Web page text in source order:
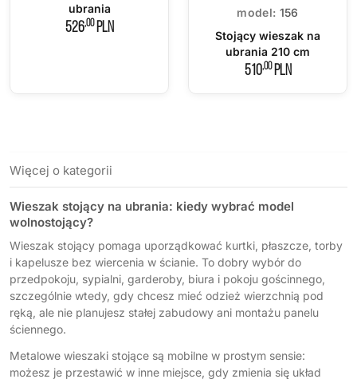
ubrania
526,00PLN
model: 156
Stojący wieszak na
ubrania 210 cm
510,00PLN
Więcej o kategorii
Wieszak stojący na ubrania: kiedy wybrać model
wolnostojący?
Wieszak stojący pomaga uporządkować kurtki, płaszcze, torby
i kapelusze bez wiercenia w ścianie. To dobry wybór do
przedpokoju, sypialni, garderoby, biura i pokoju gościnnego,
szczególnie wtedy, gdy chcesz mieć odzież wierzchnią pod
ręką, ale nie planujesz stałej zabudowy ani montażu panelu
ściennego.
Metalowe wieszaki stojące są mobilne w prostym sensie:
możesz je przestawić w inne miejsce, gdy zmienia się układ